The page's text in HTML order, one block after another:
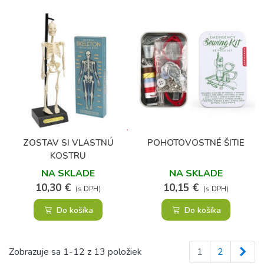
ZOSTAV SI VLASTNÚ
KOSTRU
NA SKLADE
10,30 € (s DPH)
Do košíka
POHOTOVOSTNÉ ŠITIE
NA SKLADE
10,15 € (s DPH)
Do košíka
Zobrazuje sa 1-12 z 13 položiek 1 2